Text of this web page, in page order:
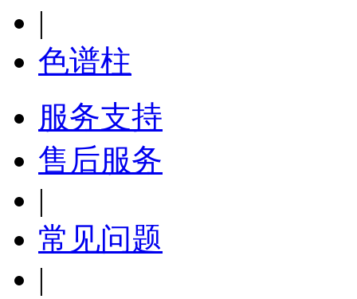
|
色谱柱
服务支持
售后服务
|
常见问题
|